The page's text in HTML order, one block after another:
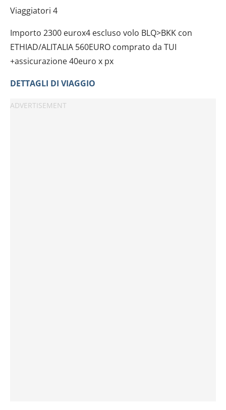
Viaggiatori 4
Importo 2300 eurox4 escluso volo BLQ>BKK con
ETHIAD/ALITALIA 560EURO comprato da TUI
+assicurazione 40euro x px
DETTAGLI DI VIAGGIO